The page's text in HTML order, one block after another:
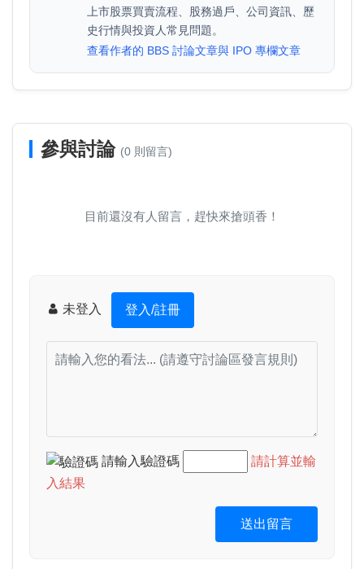
上市股票買賣流程、股務過戶、公司資訊、歷
史行情與投資人常見問題。
查看作者的 BBS 討論文章與 IPO 專欄文章
參與討論 (0 則留言)
目前還沒有人留言，趕快來搶頭香！
未登入 登入/註冊
請輸入驗證碼
請計算並輸
入結果
送出留言